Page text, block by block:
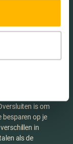
in
is om
besparen op je
in
als de